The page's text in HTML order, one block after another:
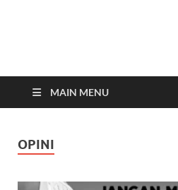
MAIN MENU
OPINI